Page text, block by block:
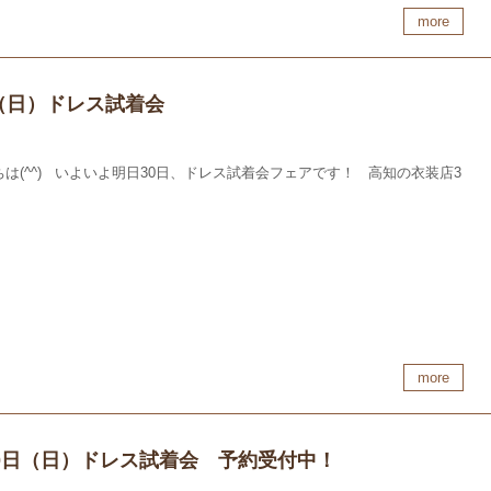
more
日）ドレス試着会
は(^^) いよいよ明日30日、ドレス試着会フェアです！ 高知の衣装店3
more
（日）ドレス試着会 予約受付中！